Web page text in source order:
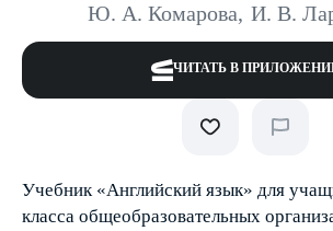
Ю. А. Комарова, И. В.
ЧИТАТЬ В
Учебник «Английский язык» для
класса общеобразовательных